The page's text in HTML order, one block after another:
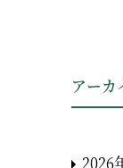
アーカ
2026